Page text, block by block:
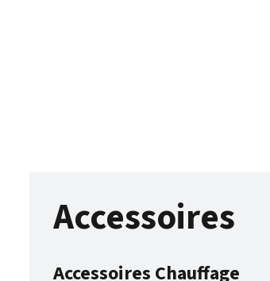
Accessoires
Accessoires Chauffage